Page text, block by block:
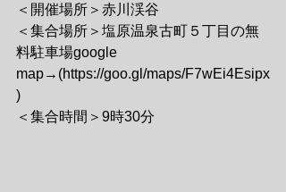
＜開催場所＞赤川渓谷
＜集合場所＞塩原温泉古町５丁目の無
料駐車場google
map→(https://goo.gl/maps/F7wEi4Esipx
)
＜集合時間＞9時30分